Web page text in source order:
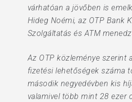
várhatóan a jövőben is
Hideg Noémi, az OTP Bank
Szolgáltatás és ATM
Az OTP közleménye szerint
fizetési lehetőségek száma
második negyedévben kis
valamivel több mint 28 ezer